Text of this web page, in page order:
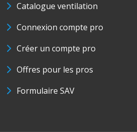
Catalogue ventilation
Connexion compte pro
Créer un compte pro
Offres pour les pros
Formulaire SAV